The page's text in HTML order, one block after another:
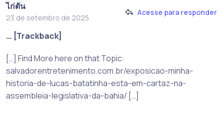
ไก่ตัน
23 de setembro de 2025
Acesse para responder
… [Trackback]
[…] Find More here on that Topic:
salvadorentretenimento.com.br/exposicao-minha-
historia-de-lucas-batatinha-esta-em-cartaz-na-
assembleia-legislativa-da-bahia/ […]